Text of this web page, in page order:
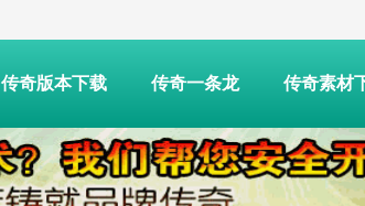
传奇版本下载 传奇一条龙 传奇素材